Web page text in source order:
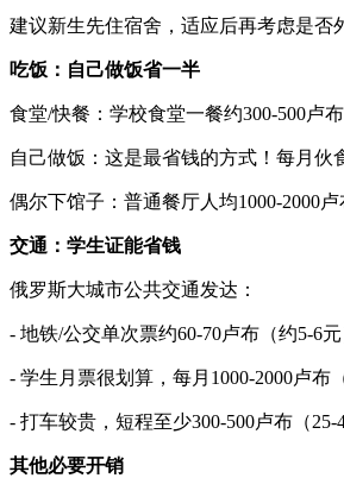
建议新生先住宿舍，适应后再考虑是否
吃饭：自己做饭省一半
食堂/快餐：学校食堂一餐约300-500卢
自己做饭：这是最省钱的方式！每月伙
偶尔下馆子：普通餐厅人均1000-2000
交通：学生证能省钱
俄罗斯大城市公共交通发达：
- 地铁/公交单次票约60-70卢布（约5-6元
- 学生月票很划算，每月1000-2000卢布
- 打车较贵，短程至少300-500卢布（25-
其他必要开销